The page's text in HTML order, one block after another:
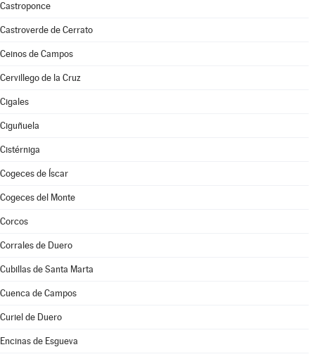
Castroponce
Castroverde de Cerrato
Ceinos de Campos
Cervillego de la Cruz
Cigales
Ciguñuela
Cistérniga
Cogeces de Íscar
Cogeces del Monte
Corcos
Corrales de Duero
Cubillas de Santa Marta
Cuenca de Campos
Curiel de Duero
Encinas de Esgueva